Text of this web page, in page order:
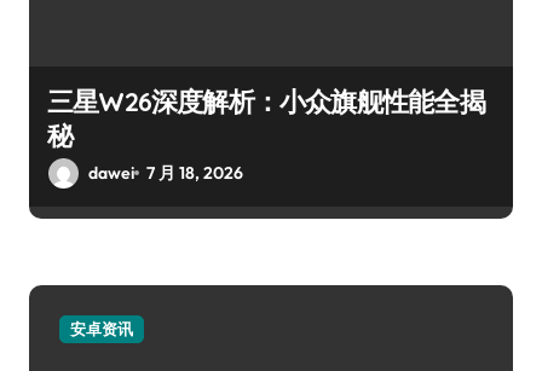
三星W26深度解析：小众旗舰性能全揭
秘
dawei 7 月 18, 2026
安卓资讯